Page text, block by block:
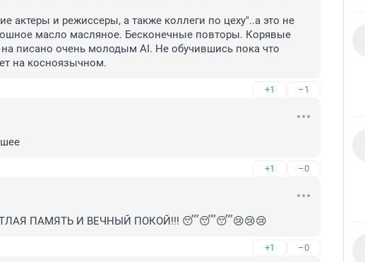
актеры и режиссеры, а также коллеги по цеху"..а это не
масло масляное. Бесконечные повторы. Корявые
писано очень молодым AI. Не обучившись пока что
на косноязычном.
+1 –1
+1 –0
ПАМЯТЬ И ВЕЧНЫЙ ПОКОЙ!!! 😴😴😴😢😢😢
+1 –0